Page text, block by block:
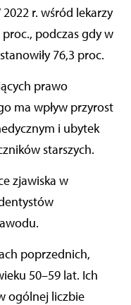
r. wśród lekarzy
proc., podczas gdy w
76,3 proc.
prawo
ma wpływ przyrost
i ubytek
starszych.
zjawiska w
poprzednich,
50–59 lat. Ich
ogólnej liczbie